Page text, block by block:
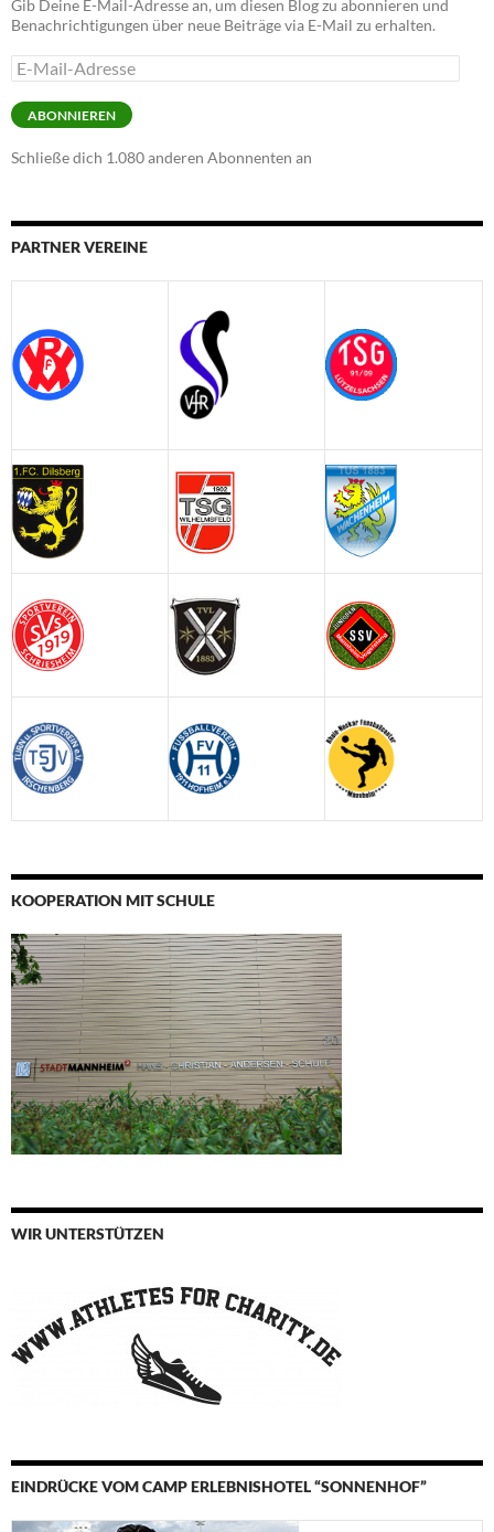
Gib Deine E-Mail-Adresse an, um diesen Blog zu abonnieren und
Benachrichtigungen über neue Beiträge via E-Mail zu erhalten.
E-
Mail-
Adresse
ABONNIEREN
Schließe dich 1.080 anderen Abonnenten an
PARTNER VEREINE
KOOPERATION MIT SCHULE
WIR UNTERSTÜTZEN
EINDRÜCKE VOM CAMP ERLEBNISHOTEL “SONNENHOF”